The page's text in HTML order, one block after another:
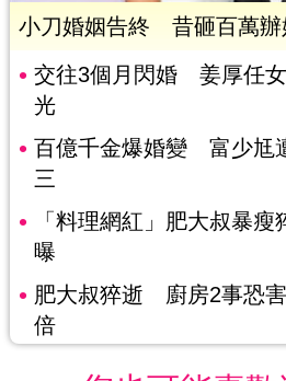
小刀婚姻告終 昔砸百萬辦
交往3個月閃婚 姜厚任
光
百億千金爆婚變 富少尪
三
「料理網紅」肥大叔暴
曝
肥大叔猝逝 廚房2事恐
倍